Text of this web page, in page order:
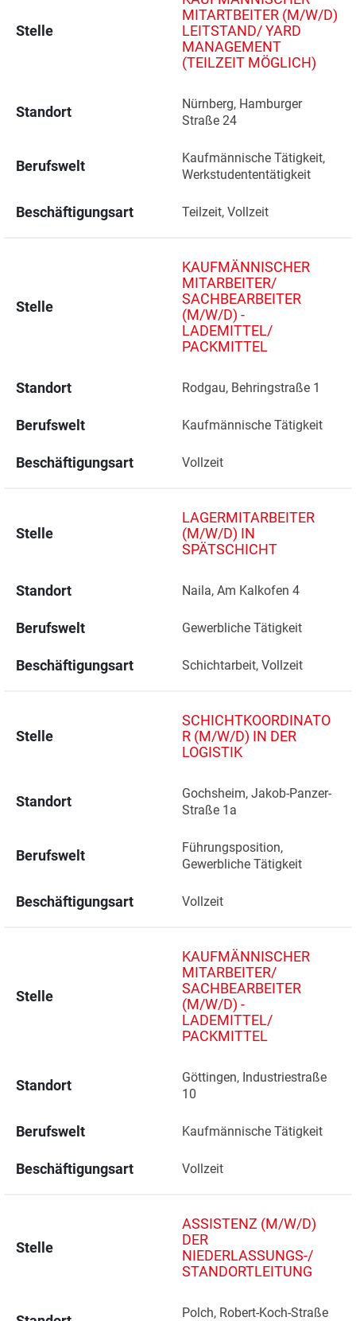
Stelle
MITARTBEITER (M/W/D)
LEITSTAND/ YARD
MANAGEMENT
(TEILZEIT MÖGLICH)
Standort
Nürnberg, Hamburger
Straße 24
Berufswelt
Kaufmännische Tätigkeit,
Werkstudententätigkeit
Beschäftigungsart Teilzeit, Vollzeit
Stelle
KAUFMÄNNISCHER
MITARBEITER/
SACHBEARBEITER
(M/W/D) -
LADEMITTEL/
PACKMITTEL
Standort Rodgau, Behringstraße 1
Berufswelt Kaufmännische Tätigkeit
Beschäftigungsart Vollzeit
Stelle
LAGERMITARBEITER
(M/W/D) IN
SPÄTSCHICHT
Standort Naila, Am Kalkofen 4
Berufswelt Gewerbliche Tätigkeit
Beschäftigungsart Schichtarbeit, Vollzeit
Stelle
SCHICHTKOORDINATO
R (M/W/D) IN DER
LOGISTIK
Standort
Gochsheim, Jakob-Panzer-
Straße 1a
Berufswelt
Führungsposition,
Gewerbliche Tätigkeit
Beschäftigungsart Vollzeit
Stelle
KAUFMÄNNISCHER
MITARBEITER/
SACHBEARBEITER
(M/W/D) -
LADEMITTEL/
PACKMITTEL
Standort
Göttingen, Industriestraße
10
Berufswelt Kaufmännische Tätigkeit
Beschäftigungsart Vollzeit
Stelle
ASSISTENZ (M/W/D)
DER
NIEDERLASSUNGS-/
STANDORTLEITUNG
Polch, Robert-Koch-Straße